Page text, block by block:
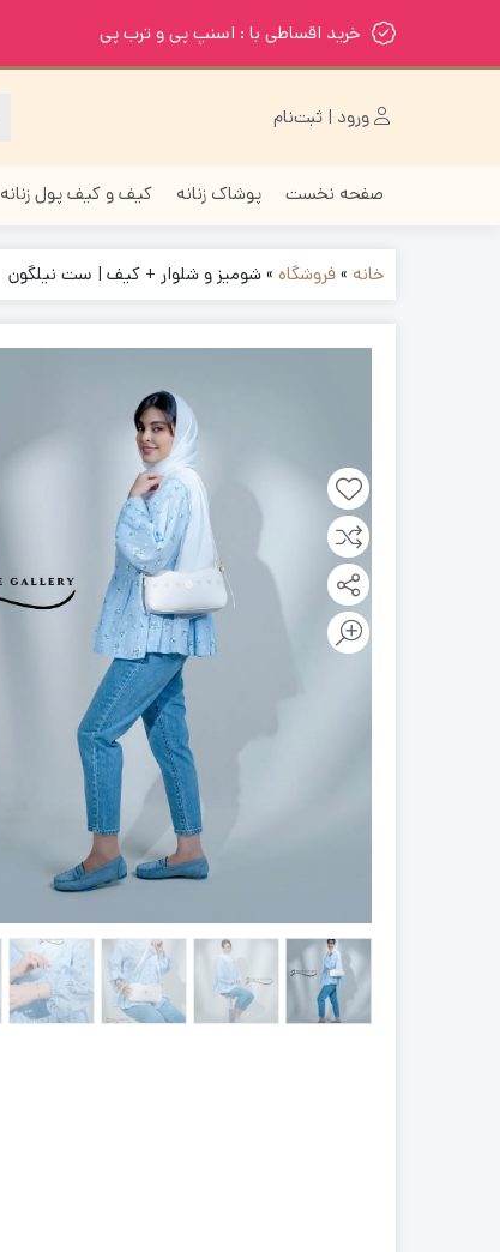
خرید اقساطی با : اسنپ پی و ترب پی
ورود | ثبت‌نام
صفحه نخست پوشاک زنانه کیف و کیف پول زنانه
خانه »فروشگاه »شومیز و شلوار + کیف | ست نیلگون